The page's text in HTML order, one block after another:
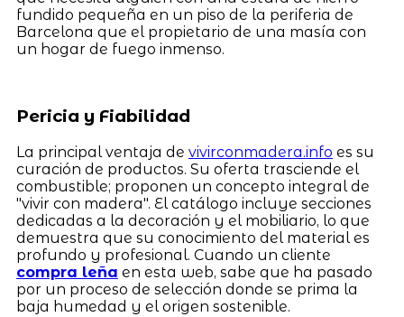
fundido pequeña en un piso de la periferia de
Barcelona que el propietario de una masía con
un hogar de fuego inmenso.
Pericia y Fiabilidad
La principal ventaja de vivirconmadera.info es su
curación de productos. Su oferta trasciende el
combustible; proponen un concepto integral de
"vivir con madera". El catálogo incluye secciones
dedicadas a la decoración y el mobiliario, lo que
demuestra que su conocimiento del material es
profundo y profesional. Cuando un cliente
compra leña en esta web, sabe que ha pasado
por un proceso de selección donde se prima la
baja humedad y el origen sostenible.